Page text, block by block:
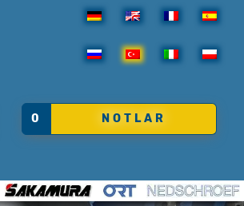
0 NOTLAR